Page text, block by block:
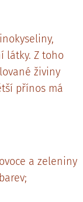
látky. Z toho
živiny
přínos má
a zeleniny